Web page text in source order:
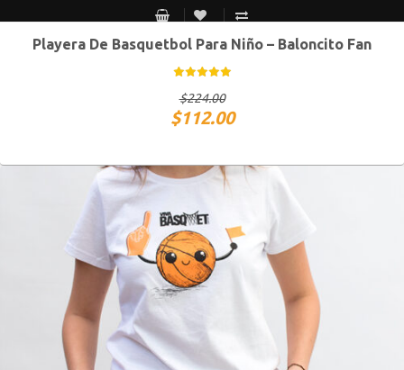
Chico Mediano Grande Extra Grande
Playera De Basquetbol Para Niño – Baloncito Fan
$224.00
$112.00